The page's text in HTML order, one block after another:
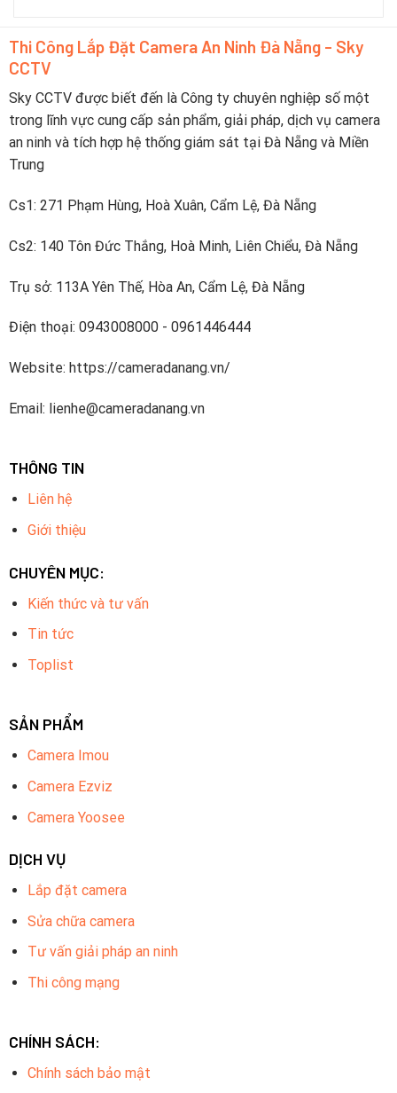
tiếp
thoại
pin
dưới
2
tiếng
Thi Công Lắp Đặt Camera An Ninh Đà Nẵng - Sky
CCTV
Sky CCTV được biết đến là Công ty chuyên nghiệp số một
trong lĩnh vực cung cấp sản phẩm, giải pháp, dịch vụ camera
an ninh và tích hợp hệ thống giám sát tại Đà Nẵng và Miền
Trung
Cs1: 271 Phạm Hùng, Hoà Xuân, Cẩm Lệ, Đà Nẵng
Cs2: 140 Tôn Đức Thắng, Hoà Minh, Liên Chiểu, Đà Nẵng
Trụ sở: 113A Yên Thế, Hòa An, Cẩm Lệ, Đà Nẵng
Điện thoại: 0943008000 - 0961446444
Website: https://cameradanang.vn/
Email: lienhe@cameradanang.vn
THÔNG TIN
Liên hệ
Giới thiệu
CHUYÊN MỤC:
Kiến thức và tư vấn
Tin tức
Toplist
SẢN PHẨM
Camera Imou
Camera Ezviz
Camera Yoosee
DỊCH VỤ
Lắp đặt camera
Sửa chữa camera
Tư vấn giải pháp an ninh
Thi công mạng
CHÍNH SÁCH:
Chính sách bảo mật